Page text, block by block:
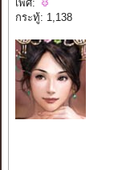
เพศ:
กระทู้: 1,138